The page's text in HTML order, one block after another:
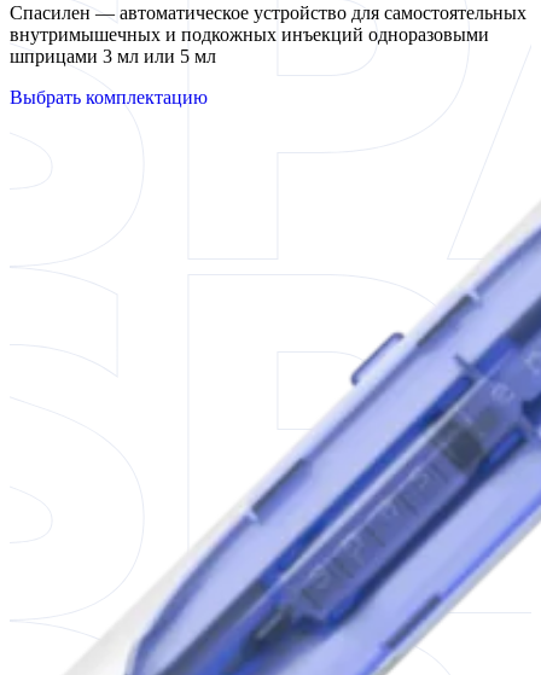
Спасилен — автоматическое устройство для самостоятельных
внутримышечных и подкожных инъекций одноразовыми
шприцами 3 мл или 5 мл
Выбрать комплектацию